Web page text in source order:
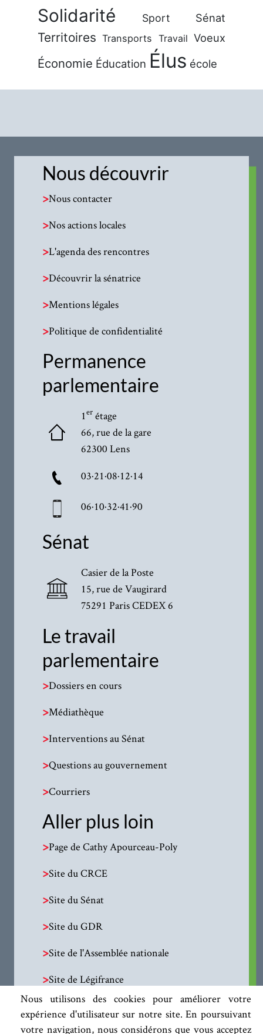
Nous utilisons des cookies pour améliorer votre
expérience d'utilisateur sur notre site. En poursuivant
votre navigation, nous considérons que vous acceptez
Solidarité Sport Sénat
Territoires Transports Travail Voeux
Économie Éducation Élus école
Nous découvrir
>Nous contacter
>Nos actions locales
>L'agenda des rencontres
>Découvrir la sénatrice
>Mentions légales
>Politique de confidentialité
Permanence
parlementaire
1erétage
66, rue de la gare
62300 Lens
03·21·08·12·14
06·10·32·41·90
Sénat
Casier de la Poste
15, rue de Vaugirard
75291 Paris CEDEX 6
Le travail
parlementaire
>Dossiers en cours
>Médiathèque
>Interventions au Sénat
>Questions au gouvernement
>Courriers
Aller plus loin
>Page de Cathy Apourceau-Poly
>Site du CRCE
>Site du Sénat
>Site du GDR
>Site de l'Assemblée nationale
>Site de Légifrance